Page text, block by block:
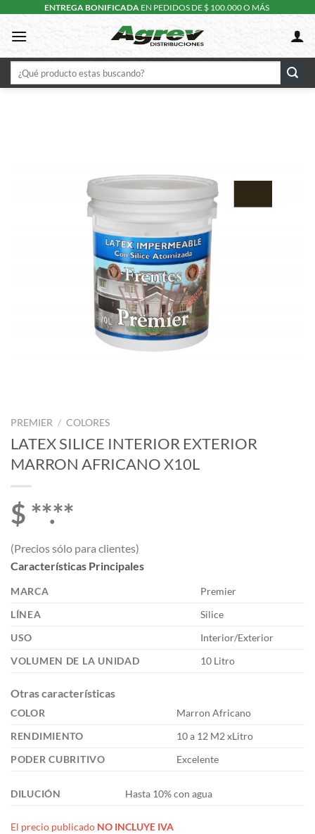
content
ENTREGA BONIFICADA EN PEDIDOS DE $ 100.000 O MÁS
Buscar
por:
PREMIER / COLORES
LATEX SILICE INTERIOR EXTERIOR
MARRON AFRICANO X10L
$ **.**
(Precios sólo para clientes)
Características Principales
MARCA
Premier
LÍNEA
Silice
USO
Interior/Exterior
VOLUMEN DE LA UNIDAD
10 Litro
Otras características
COLOR
Marron Africano
RENDIMIENTO
10 a 12 M2 xLitro
PODER CUBRITIVO
Excelente
DILUCIÓN Hasta 10% con agua
El precio publicado NO INCLUYE IVA